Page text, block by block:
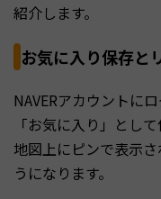
紹介します。
お気に入り保存と
NAVERアカウントに
「お気に入り」とし
地図上にピンで表示
うになります。